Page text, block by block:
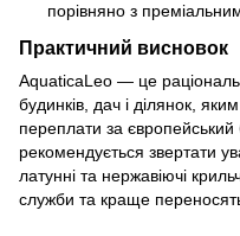
порівняно з
Практичний висновок
AquaticaLeo — це
будинків, дач і ділянок,
переплати за
рекомендується звертати
латунні та нержавіючі
служби та краще